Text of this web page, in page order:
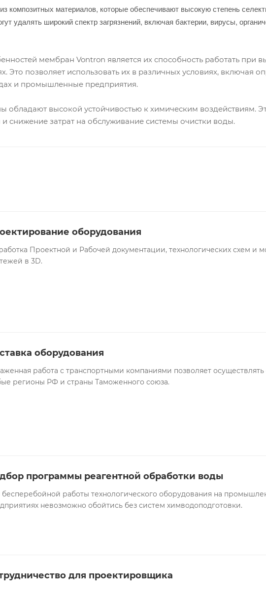
композитных материалов, которые обеспечивают высокую степень
удалять широкий спектр загрязнений, включая бактерии, вирусы,
мембран Vontron является их способность работать при
Это позволяет использовать их в различных условиях, включая
и промышленные предприятия.
обладают высокой устойчивостью к химическим воздействиям.
снижение затрат на обслуживание системы очистки воды.
оборудования
Проектной и Рабочей документации, технологических схем и
в 3D.
оборудования
работа с транспортными компаниями позволяет осуществлять
регионы РФ и страны Таможенного союза.
программы реагентной обработки воды
бесперебойной работы технологического оборудования на
невозможно обойтись без систем химводоподготовки.
для проектировщика